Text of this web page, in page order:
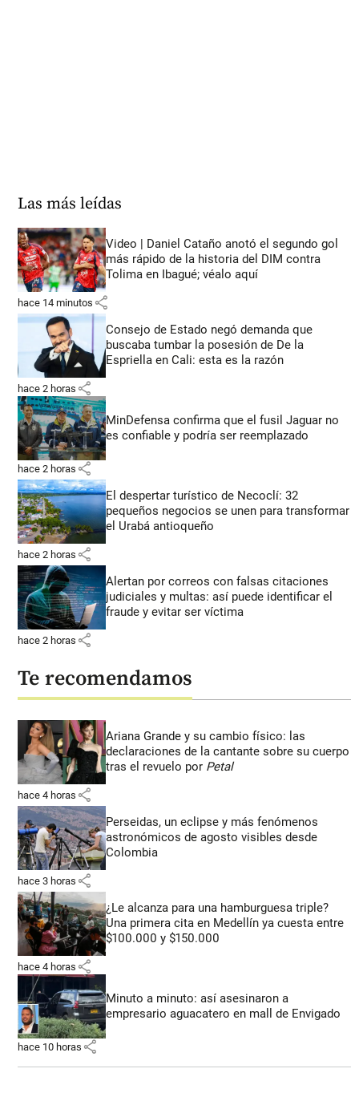
Las más leídas
Video | Daniel Cataño anotó el segundo gol
más rápido de la historia del DIM contra
Tolima en Ibagué; véalo aquí
hace 14 minutos share
Consejo de Estado negó demanda que
buscaba tumbar la posesión de De la
Espriella en Cali: esta es la razón
hace 2 horas share
MinDefensa confirma que el fusil Jaguar no
es confiable y podría ser reemplazado
hace 2 horas share
El despertar turístico de Necoclí: 32
pequeños negocios se unen para transformar
el Urabá antioqueño
hace 2 horas share
Alertan por correos con falsas citaciones
judiciales y multas: así puede identificar el
fraude y evitar ser víctima
hace 2 horas share
Te recomendamos
Ariana Grande y su cambio físico: las
declaraciones de la cantante sobre su cuerpo
tras el revuelo por Petal
hace 4 horas share
Perseidas, un eclipse y más fenómenos
astronómicos de agosto visibles desde
Colombia
hace 3 horas share
¿Le alcanza para una hamburguesa triple?
Una primera cita en Medellín ya cuesta entre
$100.000 y $150.000
hace 4 horas share
Minuto a minuto: así asesinaron a
empresario aguacatero en mall de Envigado
hace 10 horas share